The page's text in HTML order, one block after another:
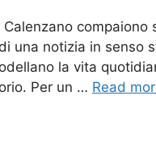
compaiono
una notizia in senso
la vita
Per un … Read